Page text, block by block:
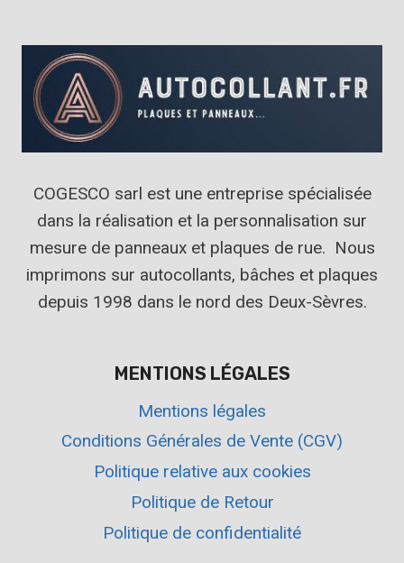
COGESCO sarl est une entreprise spécialisée
dans la réalisation et la personnalisation sur
mesure de panneaux et plaques de rue. Nous
imprimons sur autocollants, bâches et plaques
depuis 1998 dans le nord des Deux-Sèvres.
MENTIONS LÉGALES
Mentions légales
Conditions Générales de Vente (CGV)
Politique relative aux cookies
Politique de Retour
Politique de confidentialité